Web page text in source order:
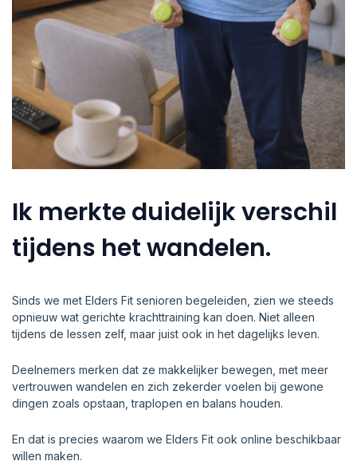
Ik merkte duidelijk verschil
tijdens het wandelen.
Sinds we met Elders Fit senioren begeleiden, zien we steeds
opnieuw wat gerichte krachttraining kan doen. Niet alleen
tijdens de lessen zelf, maar juist ook in het dagelijks leven.
Deelnemers merken dat ze makkelijker bewegen, met meer
vertrouwen wandelen en zich zekerder voelen bij gewone
dingen zoals opstaan, traplopen en balans houden.
En dat is precies waarom we Elders Fit ook online beschikbaar
willen maken.